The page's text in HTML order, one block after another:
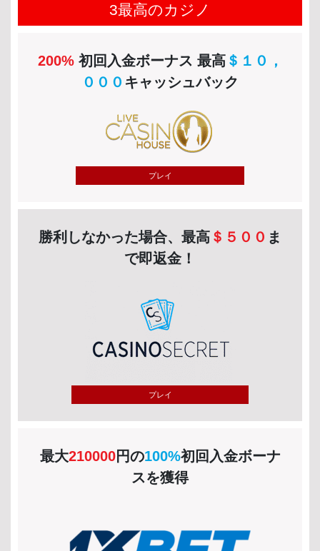
3最高のカジノ
200%初回入金ボーナス 最高＄１０，
０００ キャッシュバック
プレイ
勝利しなかった場合、最高 ＄５００ ま
で即返金！
プレイ
最大210000円の100%初回入金ボーナ
スを獲得